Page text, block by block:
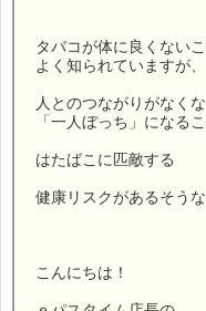
タバコが体に良くない
よく知られていますが、
人とのつながりがなく
「一人ぼっち」になるこ
はたばこに匹敵する
健康リスクがあるそうな
こんにちは！